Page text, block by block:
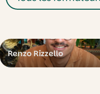
Renzo Rizzello